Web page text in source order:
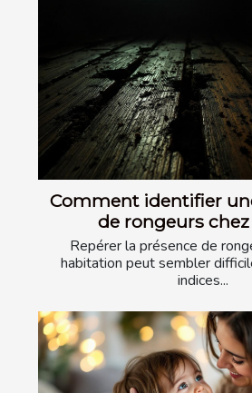
Comment identifier
de rongeurs chez
Repérer la présence de
habitation peut sembler
indices...